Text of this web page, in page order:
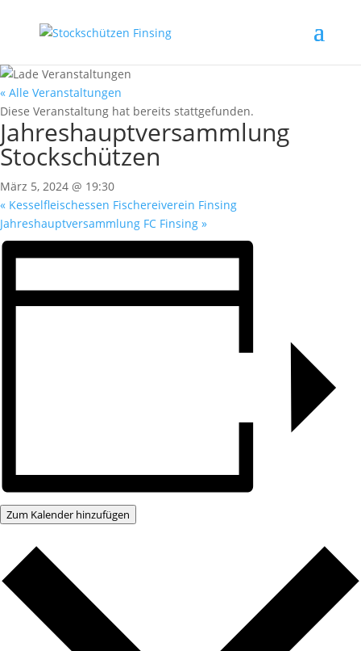
« Alle Veranstaltungen
Diese Veranstaltung hat bereits stattgefunden.
Jahreshauptversammlung
Stockschützen
März 5, 2024 @ 19:30
« Kesselfleischessen Fischereiverein Finsing
Jahreshauptversammlung FC Finsing »
Zum Kalender hinzufügen